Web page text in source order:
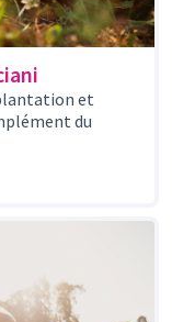
et
du